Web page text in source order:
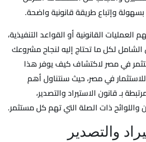
بسهولة وإتباع طريقة قانونية واضحة.
القانونية أو القواعد التنفيذية،
لكل ما تحتاج إليه لنجاح مشروعك
في مصر لاكتشاف كيف يوفر هذا
في مصر، حيث سنتناول أهم
بـ قانون الاستيراد والتصدير،
واللوائح ذات الصلة التي تهم كل مستثمر.
والتصدير